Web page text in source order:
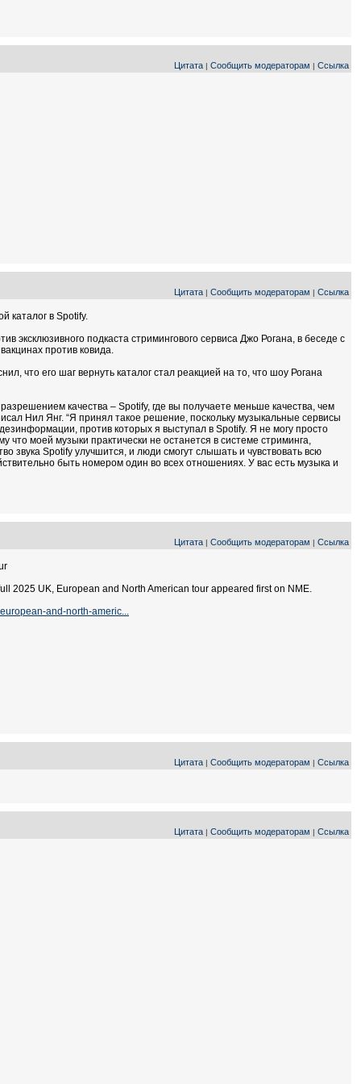
Цитата | Сообщить модераторам | Ссылка
Цитата | Сообщить модераторам | Ссылка
каталог в Spotify.
эксклюзивного подкаста стримингового сервиса Джо Рогана, в беседе с
против ковида.
что его шаг вернуть каталог стал реакцией на то, что шоу Рогана
качества – Spotify, где вы получаете меньше качества, чем
Нил Янг. “Я принял такое решение, поскольку музыкальные сервисы
против которых я выступал в Spotify. Я не могу просто
что моей музыки практически не останется в системе стриминга,
звука Spotify улучшится, и люди смогут слышать и чувствовать всю
быть номером один во всех отношениях. У вас есть музыка и
Цитата | Сообщить модераторам | Ссылка
2025 UK, European and North American tour appeared first on NME.
and-north-americ...
Цитата | Сообщить модераторам | Ссылка
Цитата | Сообщить модераторам | Ссылка